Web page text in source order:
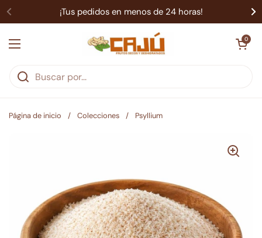
Ir al contenido ¡Tus pedidos en menos de 24 horas!
Abrir menú
Abrir carrito
0
Página de inicio / Colecciones / Psyllium